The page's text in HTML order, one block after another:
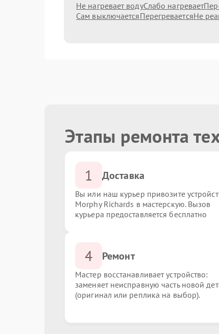
Не нагревает водуСлабо нагревает
Сам выключаетсяПерегреваетсяНе
Этапы ремонта
1 Доставка
Вы или наш курьер привозите
Morphy Richards в мастерскую. Вызов
курьера предоставляется бесплатно
4 Ремонт
Мастер восстанавливает устройство:
заменяет неисправную часть новой
(оригинал или реплика на выбор).